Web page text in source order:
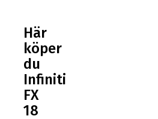
Här
köper
du
Infiniti
FX
18